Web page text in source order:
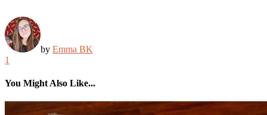
by Emma BK
1
You Might Also Like...